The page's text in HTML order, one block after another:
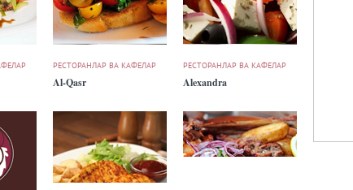
РЕСТОРАНЛАР ВА КАФЕЛАР
Al-Qasr
РЕСТОРАНЛАР ВА КАФЕЛАР
Alexandra